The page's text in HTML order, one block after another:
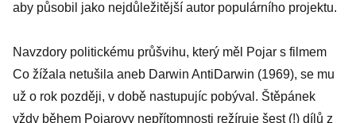
aby působil jako nejdůležitější autor populárního projektu.
Navzdory politickému průšvihu, který měl Pojar s filmem
Co žížala netušila aneb Darwin AntiDarwin (1969), se mu
už o rok později, v době nastupujíc pobýval. Štěpánek
vždy během Pojarovy nepřítomnosti režíruje šest (!) dílů z